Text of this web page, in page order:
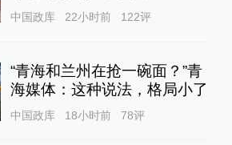
中国政库 22小时前 122评
“青海和兰州在抢一碗面？”青
海媒体：这种说法，格局小了
中国政库 18小时前 78评